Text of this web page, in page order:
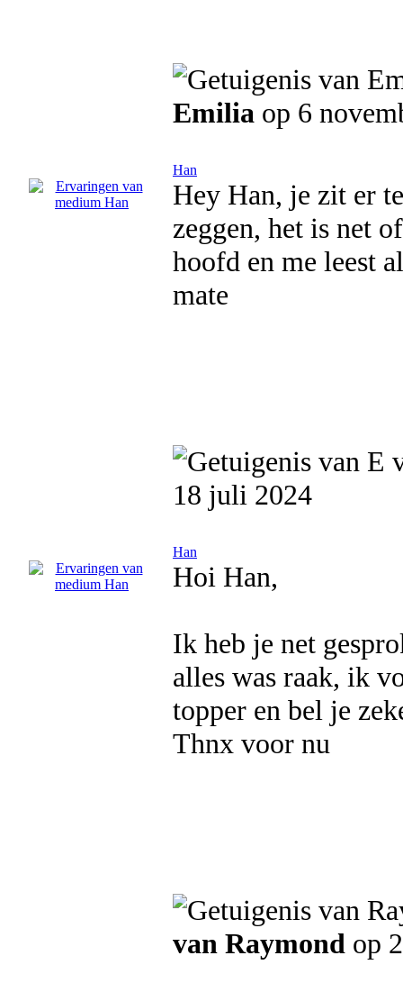
Emilia op 6
Han
Hey Han, je zit er
zeggen, het is net
hoofd en me leest
mate
18 juli 2024
Han
Hoi Han,
Ik heb je net
alles was raak, ik
topper en bel je
Thnx voor nu
van Raymond op